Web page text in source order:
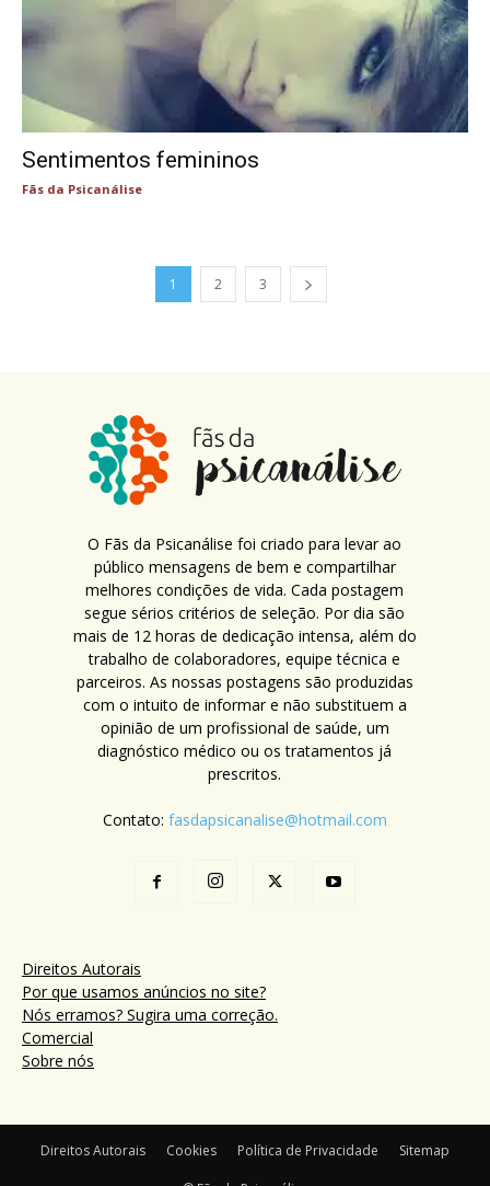
Sentimentos femininos
Fãs da Psicanálise
1 2 3
O Fãs da Psicanálise foi criado para levar ao
público mensagens de bem e compartilhar
melhores condições de vida. Cada postagem
segue sérios critérios de seleção. Por dia são
mais de 12 horas de dedicação intensa, além do
trabalho de colaboradores, equipe técnica e
parceiros. As nossas postagens são produzidas
com o intuito de informar e não substituem a
opinião de um profissional de saúde, um
diagnóstico médico ou os tratamentos já
prescritos.
Contato: fasdapsicanalise@hotmail.com
Direitos Autorais
Por que usamos anúncios no site?
Nós erramos? Sugira uma correção.
Comercial
Sobre nós
Direitos Autorais Cookies Política de Privacidade Sitemap